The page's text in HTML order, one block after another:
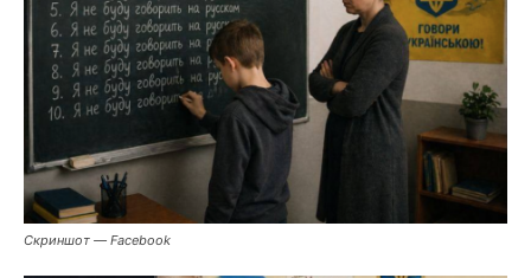
Скриншот — Facebook